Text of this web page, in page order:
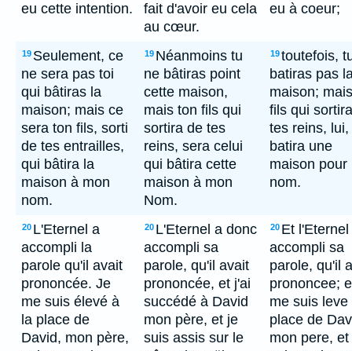
eu cette intention.
fait d'avoir eu cela
au cœur.
eu à coeur;
19 Seulement, ce
ne sera pas toi
qui bâtiras la
maison; mais ce
sera ton fils, sorti
de tes entrailles,
qui bâtira la
maison à mon
nom.
19 Néanmoins tu
ne bâtiras point
cette maison,
mais ton fils qui
sortira de tes
reins, sera celui
qui bâtira cette
maison à mon
Nom.
19toutefois,
batiras pas
maison;
fils qui
tes reins, lui,
batira une
maison pour
nom.
20 L'Eternel a
accompli la
parole qu'il avait
prononcée. Je
me suis élevé à
la place de
David, mon père,
20 L'Eternel a donc
accompli sa
parole, qu'il avait
prononcée, et j'ai
succédé à David
mon père, et je
suis assis sur le
20 Et l'Eternel
accompli sa
parole, qu'il a
prononcee;
me suis leve
place de
mon pere, et